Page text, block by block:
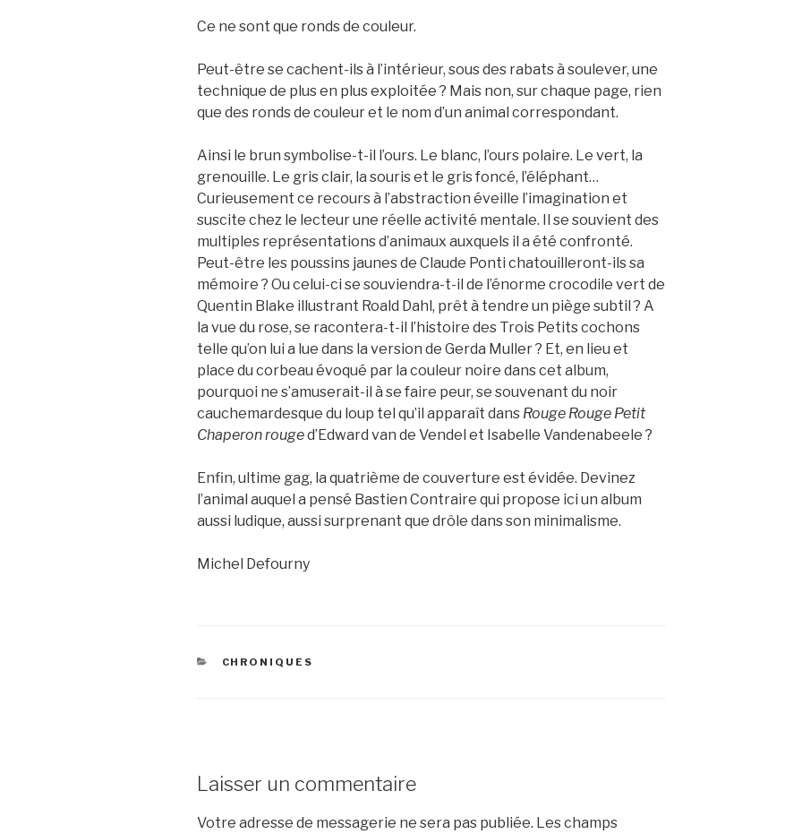
Ce ne sont que ronds de couleur.
Peut-être se cachent-ils à l’intérieur, sous des rabats à soulever, une
technique de plus en plus exploitée ? Mais non, sur chaque page, rien
que des ronds de couleur et le nom d’un animal correspondant.
Ainsi le brun symbolise-t-il l’ours. Le blanc, l’ours polaire. Le vert, la
grenouille. Le gris clair, la souris et le gris foncé, l’éléphant…
Curieusement ce recours à l’abstraction éveille l’imagination et
suscite chez le lecteur une réelle activité mentale. Il se souvient des
multiples représentations d’animaux auxquels il a été confronté.
Peut-être les poussins jaunes de Claude Ponti chatouilleront-ils sa
mémoire ? Ou celui-ci se souviendra-t-il de l’énorme crocodile vert de
Quentin Blake illustrant Roald Dahl, prêt à tendre un piège subtil ? A
la vue du rose, se racontera-t-il l’histoire des Trois Petits cochons
telle qu’on lui a lue dans la version de Gerda Muller ? Et, en lieu et
place du corbeau évoqué par la couleur noire dans cet album,
pourquoi ne s’amuserait-il à se faire peur, se souvenant du noir
cauchemardesque du loup tel qu’il apparaît dans Rouge Rouge Petit
Chaperon rouged’Edward van de Vendel et Isabelle Vandenabeele ?
Enfin, ultime gag, la quatrième de couverture est évidée. Devinez
l’animal auquel a pensé Bastien Contraire qui propose ici un album
aussi ludique, aussi surprenant que drôle dans son minimalisme.
Michel Defourny
CATÉGORIES
CHRONIQUES
Laisser un commentaire
Votre adresse de messagerie ne sera pas publiée. Les champs